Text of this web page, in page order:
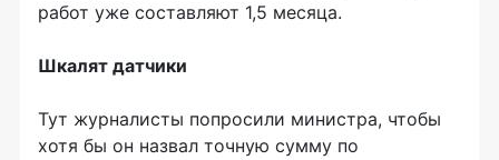
работ уже составляют 1,5 месяца.
Шкалят датчики
Тут журналисты попросили министра, чтобы
хотя бы он назвал точную сумму по